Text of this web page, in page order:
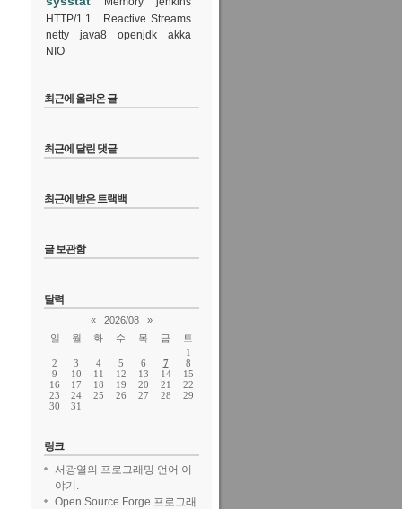
하고 셋팅해보도
HTTP/1.1
Reactive Streams
netty
java8 openjdk
akka
NIO
최근에 올라온 글
최근에 달린 댓글
최근에 받은 트랙백
글 보관함
달력
« 2026/08
»
일
월 화 수 목 금
토
1
2
3 4 5 6 7
8
9
10 11 12 13 14
15
16
17 18 19 20 21
22
23
24 25 26 27 28
29
30
31
링크
서광열의 프로그래밍 언어 이
야기.
Open Source Forge 프로그래